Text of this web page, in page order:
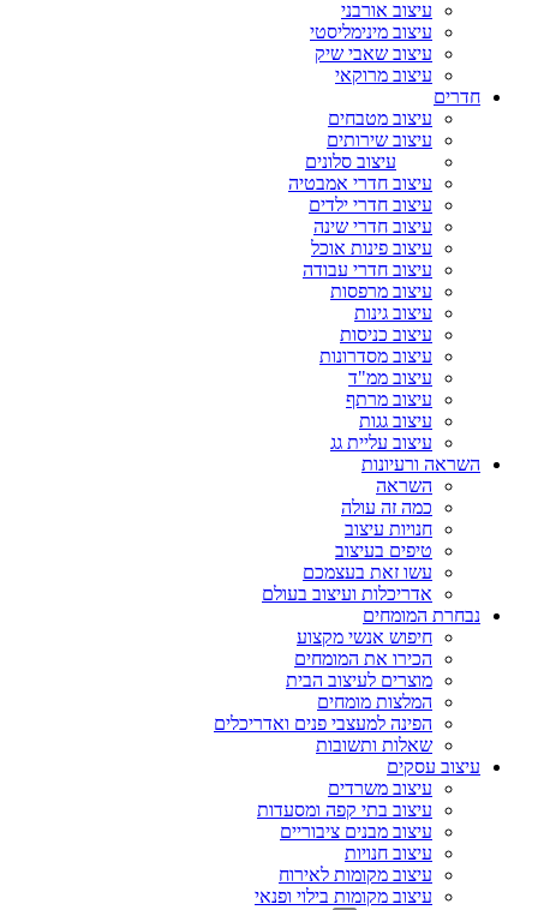
עיצוב אורבני
עיצוב מינימליסטי
עיצוב שאבי שיק
עיצוב מרוקאי
חדרים
עיצוב מטבחים
עיצוב שירותים
עיצוב סלונים
עיצוב חדרי אמבטיה
עיצוב חדרי ילדים
עיצוב חדרי שינה
עיצוב פינות אוכל
עיצוב חדרי עבודה
עיצוב מרפסות
עיצוב גינות
עיצוב כניסות
עיצוב מסדרונות
עיצוב ממ"ד
עיצוב מרתף
עיצוב גגות
עיצוב עליית גג
השראה ורעיונות
השראה
כמה זה עולה
חנויות עיצוב
טיפים בעיצוב
עשו זאת בעצמכם
אדריכלות ועיצוב בעולם
נבחרת המומחים
חיפוש אנשי מקצוע
הכירו את המומחים
מוצרים לעיצוב הבית
המלצות מומחים
הפינה למעצבי פנים ואדריכלים
שאלות ותשובות
עיצוב עסקים
עיצוב משרדים
עיצוב בתי קפה ומסעדות
עיצוב מבנים ציבוריים
עיצוב חנויות
עיצוב מקומות לאירוח
עיצוב מקומות בילוי ופנאי